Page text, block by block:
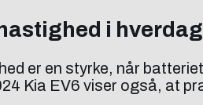
i
er en styrke, når
Kia EV6 viser også, at